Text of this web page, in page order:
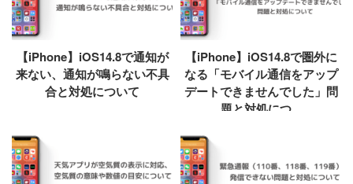
【iPhone】iOS14.8で通知が
来ない、通知が鳴らない不具
合と対処について
【iPhone】iOS14.8で圏外に
なる「モバイル通信をアップ
デートできませんでした」問
題と対処につ...